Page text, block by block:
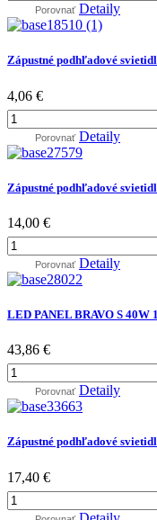
Porovnať Detaily
Zápustné podhľadové
4,06 €
Porovnať Detaily
Zápustné podhľadové
14,00 €
Porovnať Detaily
LED PANEL BRAVO S 40W
43,86 €
Porovnať Detaily
Zápustné podhľadové
17,40 €